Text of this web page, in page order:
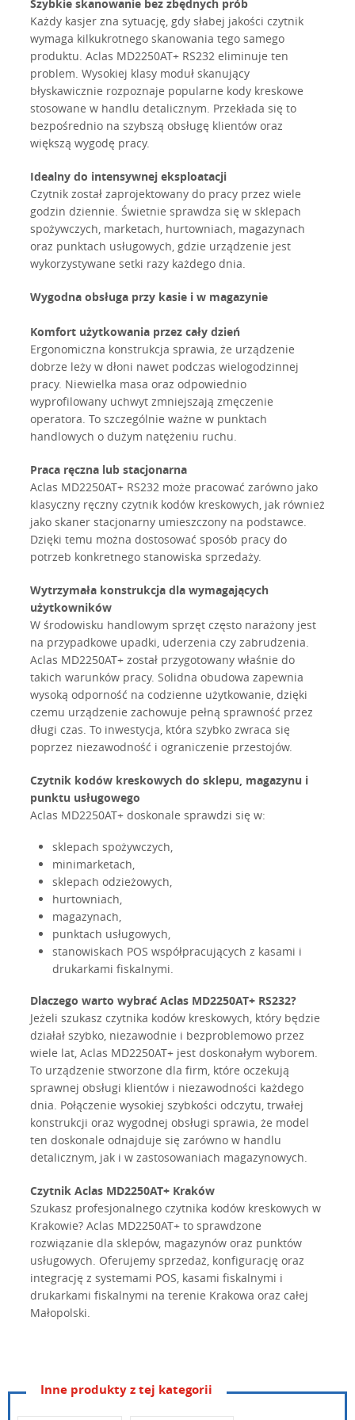
Szybkie skanowanie bez zbędnych prób
Każdy kasjer zna sytuację, gdy słabej jakości czytnik
wymaga kilkukrotnego skanowania tego samego
produktu. Aclas MD2250AT+ RS232 eliminuje ten
problem. Wysokiej klasy moduł skanujący
błyskawicznie rozpoznaje popularne kody kreskowe
stosowane w handlu detalicznym. Przekłada się to
bezpośrednio na szybszą obsługę klientów oraz
większą wygodę pracy.
Idealny do intensywnej eksploatacji
Czytnik został zaprojektowany do pracy przez wiele
godzin dziennie. Świetnie sprawdza się w sklepach
spożywczych, marketach, hurtowniach, magazynach
oraz punktach usługowych, gdzie urządzenie jest
wykorzystywane setki razy każdego dnia.
Wygodna obsługa przy kasie i w magazynie
Komfort użytkowania przez cały dzień
Ergonomiczna konstrukcja sprawia, że urządzenie
dobrze leży w dłoni nawet podczas wielogodzinnej
pracy. Niewielka masa oraz odpowiednio
wyprofilowany uchwyt zmniejszają zmęczenie
operatora. To szczególnie ważne w punktach
handlowych o dużym natężeniu ruchu.
Praca ręczna lub stacjonarna
Aclas MD2250AT+ RS232 może pracować zarówno jako
klasyczny ręczny czytnik kodów kreskowych, jak również
jako skaner stacjonarny umieszczony na podstawce.
Dzięki temu można dostosować sposób pracy do
potrzeb konkretnego stanowiska sprzedaży.
Wytrzymała konstrukcja dla wymagających
użytkowników
W środowisku handlowym sprzęt często narażony jest
na przypadkowe upadki, uderzenia czy zabrudzenia.
Aclas MD2250AT+ został przygotowany właśnie do
takich warunków pracy. Solidna obudowa zapewnia
wysoką odporność na codzienne użytkowanie, dzięki
czemu urządzenie zachowuje pełną sprawność przez
długi czas. To inwestycja, która szybko zwraca się
poprzez niezawodność i ograniczenie przestojów.
Czytnik kodów kreskowych do sklepu, magazynu i
punktu usługowego
Aclas MD2250AT+ doskonale sprawdzi się w:
sklepach spożywczych,
minimarketach,
sklepach odzieżowych,
hurtowniach,
magazynach,
punktach usługowych,
stanowiskach POS współpracujących z kasami i
drukarkami fiskalnymi.
Dlaczego warto wybrać Aclas MD2250AT+ RS232?
Jeżeli szukasz czytnika kodów kreskowych, który będzie
działał szybko, niezawodnie i bezproblemowo przez
wiele lat, Aclas MD2250AT+ jest doskonałym wyborem.
To urządzenie stworzone dla firm, które oczekują
sprawnej obsługi klientów i niezawodności każdego
dnia. Połączenie wysokiej szybkości odczytu, trwałej
konstrukcji oraz wygodnej obsługi sprawia, że model
ten doskonale odnajduje się zarówno w handlu
detalicznym, jak i w zastosowaniach magazynowych.
Czytnik Aclas MD2250AT+ Kraków
Szukasz profesjonalnego czytnika kodów kreskowych w
Krakowie? Aclas MD2250AT+ to sprawdzone
rozwiązanie dla sklepów, magazynów oraz punktów
usługowych. Oferujemy sprzedaż, konfigurację oraz
integrację z systemami POS, kasami fiskalnymi i
drukarkami fiskalnymi na terenie Krakowa oraz całej
Małopolski.
Model
MD2250AT+
Inne produkty z tej kategorii